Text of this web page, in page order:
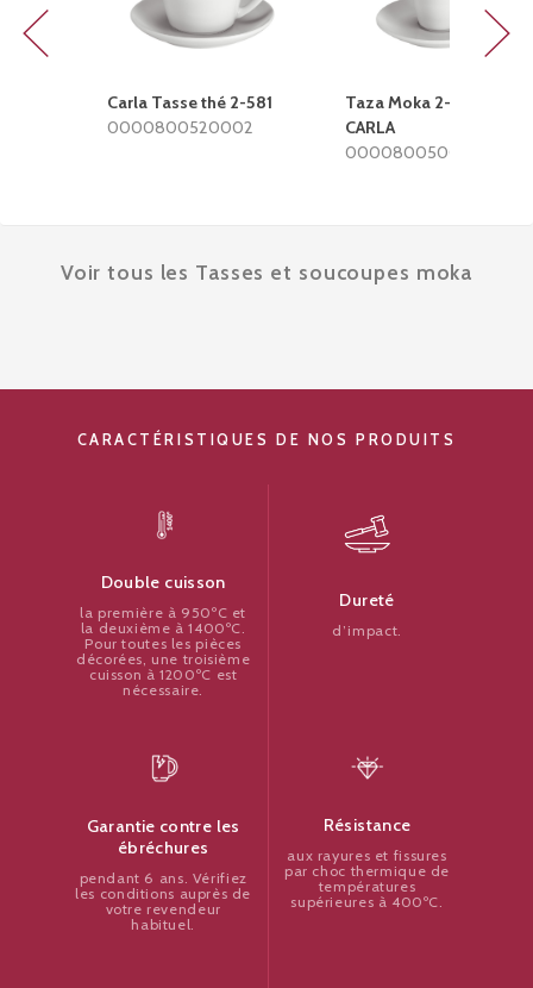
Carla Tasse thé 2-581
0000800520002
Taza Moka 2-580
CARLA
0000800500002
Voir tous les Tasses et soucoupes moka
CARACTÉRISTIQUES DE NOS PRODUITS
Double cuisson
la première à 950ºC et
la deuxième à 1400ºC.
Pour toutes les pièces
décorées, une troisième
cuisson à 1200ºC est
nécessaire.
Dureté
d’impact.
Garantie contre les
ébréchures
pendant 6 ans. Vérifiez
les conditions auprès de
votre revendeur
habituel.
Résistance
aux rayures et fissures
par choc thermique de
températures
supérieures à 400ºC.